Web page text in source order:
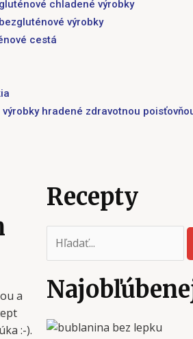
chladené výrobky
výrobky
cestá
výrobky hradené zdravotnou
a
:-).
Recepty